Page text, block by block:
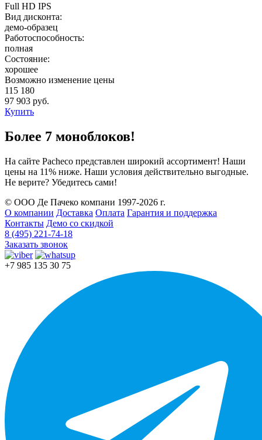
Full HD IPS
Вид дисконта:
демо-образец
Работоспособность:
полная
Состояние:
хорошее
Возможно изменение цены
115 180
97 903 руб.
Купить
Более 7 моноблоков!
На сайте Pacheco представлен широкий ассортимент! Наши
цены на 11% ниже. Наши условия действительно выгодные.
Не верите? Убедитесь сами!
© ООО Де Пачеко компани 1997-2026 г.
О компании Доставка Оплата Гарантия и поддержка
Контакты Демо со скидкой
8 (495) 221-74-18
Заказать звонок
+7 985 135 30 75